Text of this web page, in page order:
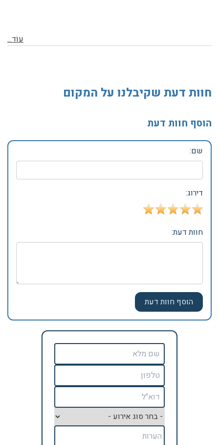
עוֹד...
חוות דעת שקיבלנו על המקום
הוסף חוות דעת
שם:
דירוג:
חוות דעת: